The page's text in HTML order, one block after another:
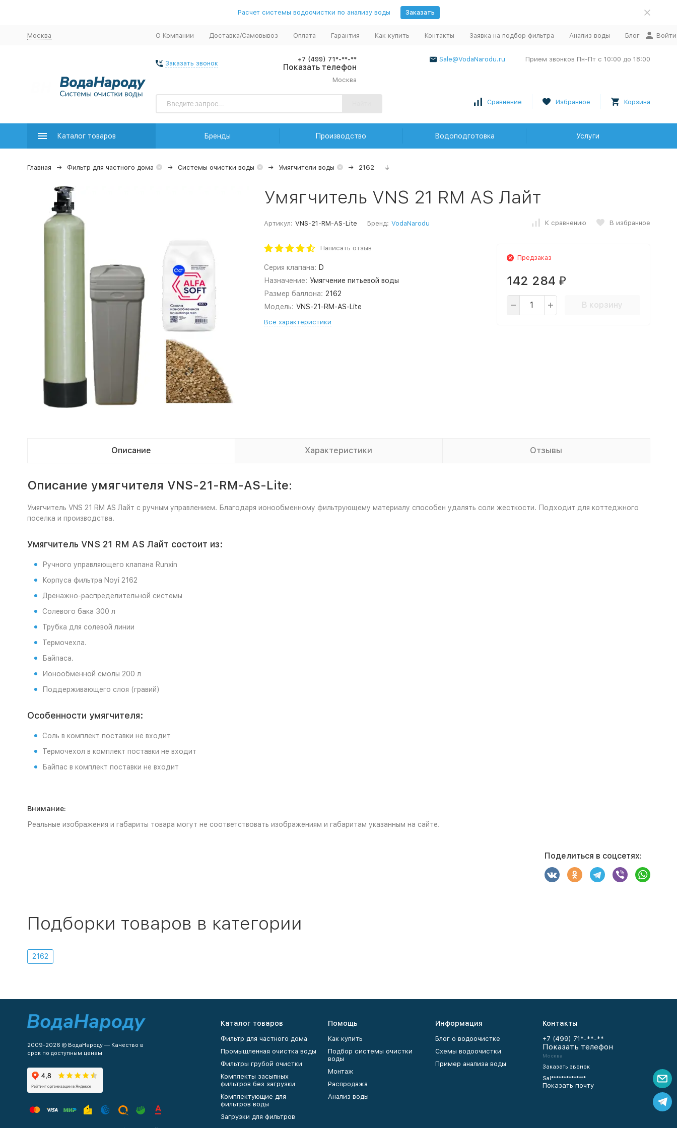
Расчет системы водоочистки по анализу воды Заказать
Москва О Компании Доставка/Самовывоз Оплата Гарантия Как купить Контакты Заявка на подбор фильтра Анализ воды Блог Войти
Заказать звонок
+7 (499) 71*-**-**
Показать телефон
Москва
Sale@VodaNarodu.ru Прием звонков Пн-Пт с 10:00 до 18:00
Сравнение Избранное Корзина
Каталог товаров Бренды Производство Водоподготовка Услуги
Главная Фильтр для частного дома Системы очистки воды Умягчители воды 2162 ↓
Умягчитель VNS 21 RM AS Лайт
Артикул: VNS-21-RM-AS-Lite Бренд: VodaNarodu К сравнению В избранное
Написать отзыв
Серия клапана: D
Назначение: Умягчение питьевой воды
Размер баллона: 2162
Модель: VNS-21-RM-AS-Lite
Все характеристики
Предзаказ
142 284 ₽
В корзину
Описание Характеристики Отзывы
Описание умягчителя VNS-21-RM-AS-Lite:
Умягчитель VNS 21 RM AS Лайт с ручным управлением. Благодаря ионообменному фильтрующему материалу способен удалять соли жесткости. Подходит для коттеджного
поселка и производства.
Умягчитель VNS 21 RM AS Лайт состоит из:
Ручного управляющего клапана Runxin
Корпуса фильтра Noyi 2162
Дренажно-распределительной системы
Солевого бака 300 л
Трубка для солевой линии
Термочехла.
Байпаса.
Ионообменной смолы 200 л
Поддерживающего слоя (гравий)
Особенности умягчителя:
Соль в комплект поставки не входит
Термочехол в комплект поставки не входит
Байпас в комплект поставки не входит
Внимание:
Реальные изображения и габариты товара могут не соответствовать изображениям и габаритам указанным на сайте.
Поделиться в соцсетях:
Подборки товаров в категории
2162
2009-2026 © ВодаНароду — Качество в
срок по доступным ценам
Каталог товаров
Фильтр для частного дома
Промышленная очистка воды
Фильтры грубой очистки
Комплекты засыпных
фильтров без загрузки
Комплектующие для
фильтров воды
Загрузки для фильтров
Помощь
Как купить
Подбор системы очистки
воды
Монтаж
Распродажа
Анализ воды
Информация
Блог о водоочистке
Схемы водоочистки
Пример анализа воды
Контакты
+7 (499) 71*-**-**
Показать телефон
Москва
Заказать звонок
Sal************.**
Показать почту